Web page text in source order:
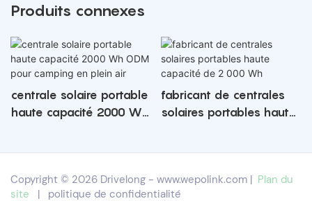
Produits connexes
centrale solaire portable
haute capacité 2000 Wh
fabricant de centrales
solaires portables haute
Copyright © 2026 Drivelong - www.wepolink.com | Plan du
site
| politique de confidentialité